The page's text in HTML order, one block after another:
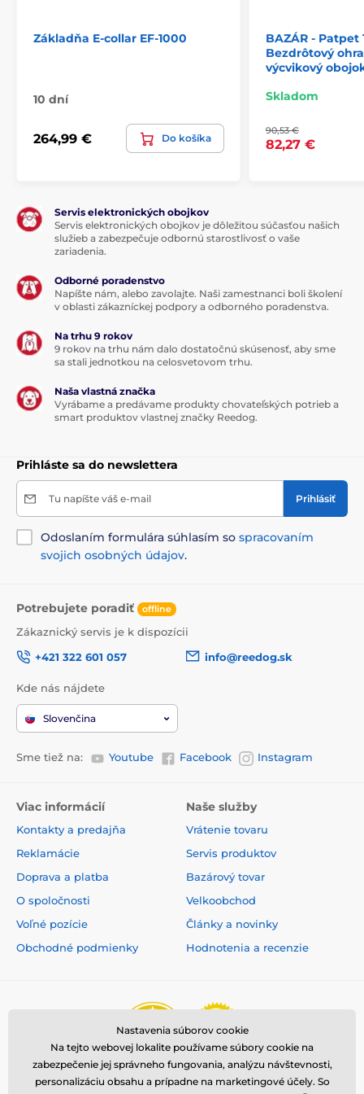
výslovného upozornenia. Obrázky majú iba ilustračný
Produkt je zaradený v kategóriách
Bazár Ohradníky pre psov
Základňa E-collar EF-1000
10 dní
264,99 € Do košíka
BAZÁR - Patpet
Bezdrôtový
výcvikový
Skladom
90,53 €
82,27 €
Servis elektronických obojkov
Servis elektronických obojkov je dôležitou súčasťou našich
služieb a zabezpečuje odbornú starostlivosť o vaše
zariadenia.
Odborné poradenstvo
Napíšte nám, alebo zavolajte. Naši zamestnanci boli školení
v oblasti zákazníckej podpory a odborného poradenstva.
Na trhu 9 rokov
9 rokov na trhu nám dalo dostatočnú skúsenosť, aby sme
sa stali jednotkou na celosvetovom trhu.
Naša vlastná značka
Vyrábame a predávame produkty chovateľských potrieb a
smart produktov vlastnej značky Reedog.
Prihláste sa do newslettera
Tu napíšte váš e-mail Prihlásiť
Odoslaním formulára súhlasím so spracovaním
svojich osobných údajov.
Potrebujete poradiť offline
Zákaznický servis je k dispozícii
+421 322 601 057
info@reedog.sk
Kde nás nájdete
Slovenčina
Sme tiež na: Youtube Facebook Instagram
Viac informácií
Kontakty a predajňa
Reklamácie
Doprava a platba
O spoločnosti
Voľné pozície
Obchodné podmienky
Naše služby
Vrátenie tovaru
Servis produktov
Bazárový tovar
Velkoobchod
Články a novinky
Hodnotenia a recenzie
Nastavenia súborov cookie
Na tejto webovej lokalite používame súbory cookie na
zabezpečenie jej správneho fungovania, analýzu návštevnosti,
personalizáciu obsahu a prípadne na marketingové účely. So